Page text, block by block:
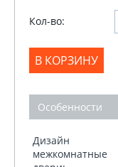
Кол-во:
В КОРЗИНУ
Особенности
Дизайн
межкомнатные